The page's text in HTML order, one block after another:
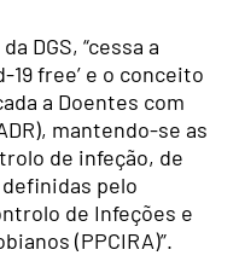
DGS, “cessa a
19 free’ e o conceito
a Doentes com
mantendo-se as
de infeção, de
pelo
de Infeções e
(PPCIRA)”.